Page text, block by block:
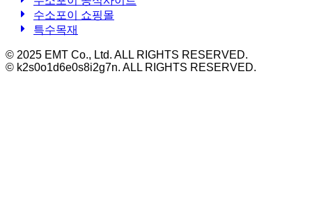
수소포이 쇼핑몰
특수목재
© 2025 EMT Co., Ltd. ALL RIGHTS RESERVED.
© k2s0o1d6e0s8i2g7n. ALL RIGHTS RESERVED.